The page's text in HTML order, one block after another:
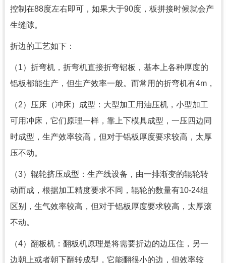
控制在88度左右即可，如果大于90度，板拼接时候就会产
生缝隙。
折边的工艺如下：
（1）折弯机，折弯机直接折弯铝板，基本上各种厚度的
铝板都能生产，但生产效率一般。而常用的折弯机有4m，
（2）压床（冲床）成型：大型加工用油压机，小型加工
可用冲床，它们原理一样，靠上下模具成型，一压四边同
时成型，生产效率较高，但对于铝板厚度要求较高，太厚
压不动。
（3）辊轮挤压成型：生产线设备，由一排渐变的辊轮转
动而成，根据加工精度要求不同，辊轮的数量有10-24组
区别，生气效率较高，但对于铝板厚度要求较高，太厚滚
不动。
（4）翻板机：翻板机原理是将需要折边的边压住，另一
边朝上或者朝下翻转成型，它能翻很小的边，但效率较